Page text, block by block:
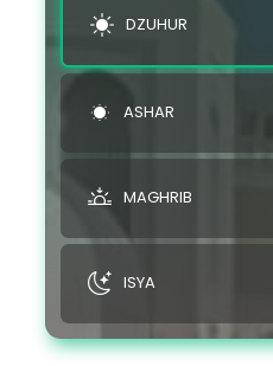
DZUHUR
ASHAR
MAGHRIB
ISYA